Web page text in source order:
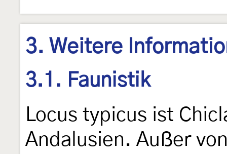
3. Weitere
3.1. Faunistik
Locus typicus ist
Andalusien. Außer